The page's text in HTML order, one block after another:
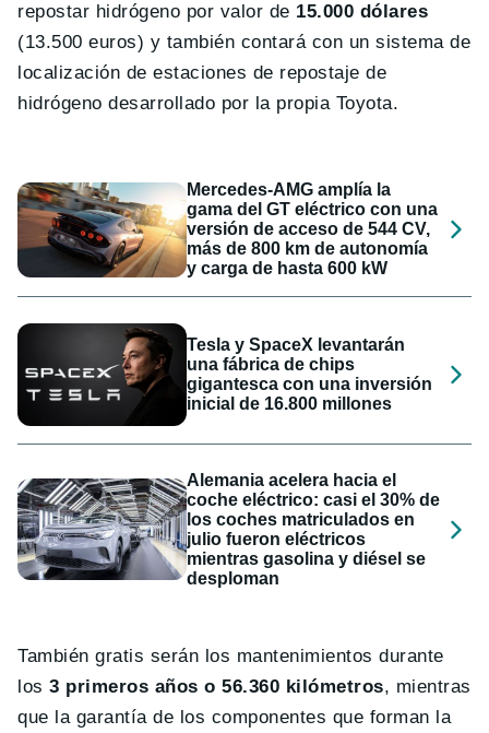
repostar hidrógeno por valor de 15.000 dólares
(13.500 euros) y también contará con un sistema de
localización de estaciones de repostaje de
hidrógeno desarrollado por la propia Toyota.
Mercedes-AMG amplía la
gama del GT eléctrico con una
versión de acceso de 544 CV,
más de 800 km de autonomía
y carga de hasta 600 kW
Tesla y SpaceX levantarán
una fábrica de chips
gigantesca con una inversión
inicial de 16.800 millones
Alemania acelera hacia el
coche eléctrico: casi el 30% de
los coches matriculados en
julio fueron eléctricos
mientras gasolina y diésel se
desploman
También gratis serán los mantenimientos durante
los3 primeros años o 56.360 kilómetros, mientras
que la garantía de los componentes que forman la